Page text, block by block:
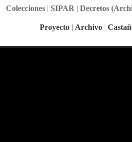
Colecciones| SIPAR | Decretos
Proyecto | Archivo |